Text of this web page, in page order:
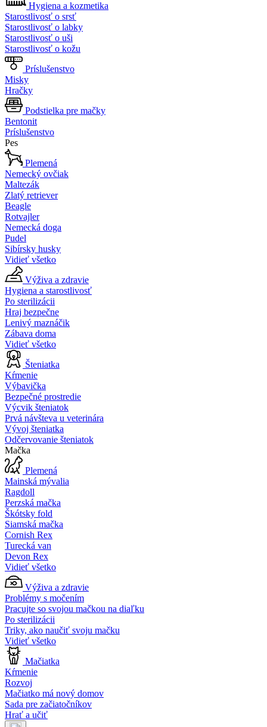
Hygiena a kozmetika
Starostlivosť o srsť
Starostlivosť o labky
Starostlivosť o uši
Starostlivosť o kožu
Príslušenstvo
Misky
Hračky
Podstielka pre mačky
Bentonit
Príslušenstvo
Pes
Plemená
Nemecký ovčiak
Maltezák
Zlatý retriever
Beagle
Rotvajler
Nemecká doga
Pudel
Sibírsky husky
Vidieť všetko
Výživa a zdravie
Hygiena a starostlivosť
Po sterilizácii
Hraj bezpečne
Lenivý maznáčik
Zábava doma
Vidieť všetko
Šteniatka
Kŕmenie
Výbavička
Bezpečné prostredie
Výcvik šteniatok
Prvá návšteva u veterinára
Vývoj šteniatka
Odčervovanie šteniatok
Mačka
Plemená
Mainská mývalia
Ragdoll
Perzská mačka
Škótsky fold
Siamská mačka
Cornish Rex
Turecká van
Devon Rex
Vidieť všetko
Výživa a zdravie
Problémy s močením
Pracujte so svojou mačkou na diaľku
Po sterilizácii
Triky, ako naučiť svoju mačku
Vidieť všetko
Mačiatka
Kŕmenie
Rozvoj
Mačiatko má nový domov
Sada pre začiatočníkov
Hrať a učiť